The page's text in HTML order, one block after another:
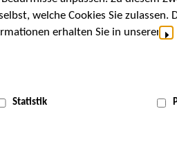
Über uns Aktuelles
welche Cookies Sie zulassen.
erhalten Sie in unserer
Statistik